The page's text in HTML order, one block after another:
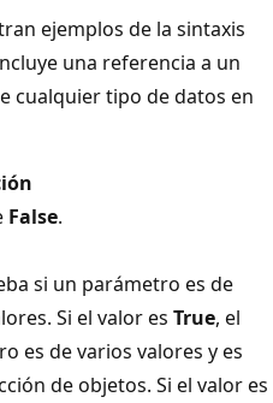
ejemplos de la sintaxis
una referencia a un
cualquier tipo de datos en
False.
si un parámetro es de
Si el valor es True, el
es de varios valores y es
de objetos. Si el valor es